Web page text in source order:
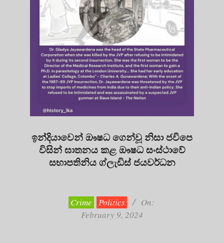
ඉන්දියාවෙන් ඖෂධ ගෙන්වූ නිසා ජවිපෙ
විසින් ඝාතනය කළ ඖෂධ සංස්ථාවේ
සභාපතිනිය ග්ලැඩිස් ජයවර්ධන
Crime Politics
On:
February 9, 2024